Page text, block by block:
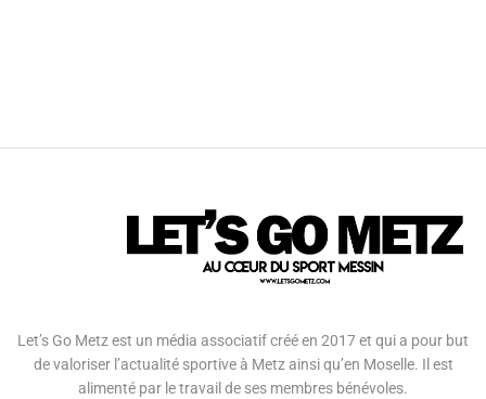
Let’s Go Metz est un média associatif créé en 2017 et qui a pour but
de valoriser l’actualité sportive à Metz ainsi qu’en Moselle. Il est
alimenté par le travail de ses membres bénévoles.